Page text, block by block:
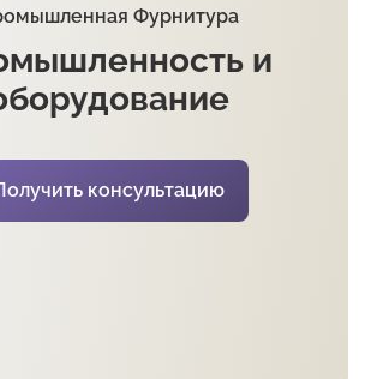
Фурнитура
и
консультацию